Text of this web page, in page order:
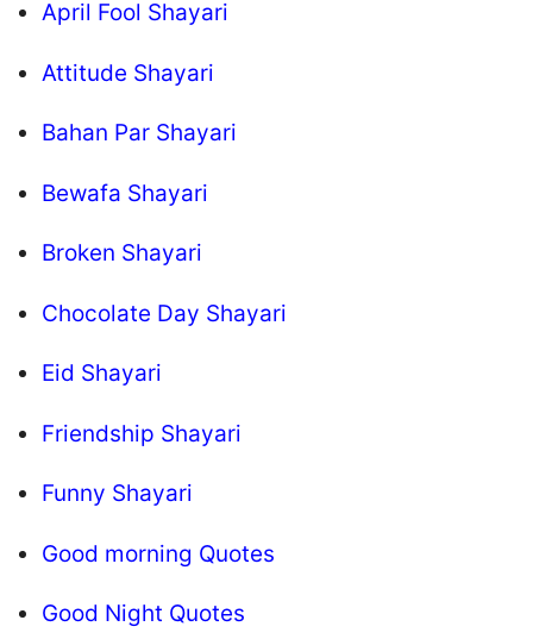
April Fool Shayari
Attitude Shayari
Bahan Par Shayari
Bewafa Shayari
Broken Shayari
Chocolate Day Shayari
Eid Shayari
Friendship Shayari
Funny Shayari
Good morning Quotes
Good Night Quotes